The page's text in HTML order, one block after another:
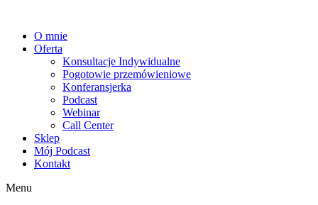
treści
O mnie
Oferta
Konsultacje Indywidualne
Pogotowie przemówieniowe
Konferansjerka
Podcast
Webinar
Call Center
Sklep
Mój Podcast
Kontakt
Menu